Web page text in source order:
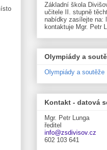
Základní škola
učitele II. stupně
nabídky zasílejte na:
kontaktuje Mgr. Petr
Olympiády a
Olympiády a soutěže
Kontakt - datová
Mgr. Petr Lunga
ředitel
info@zsdivisov.cz
602 103 641